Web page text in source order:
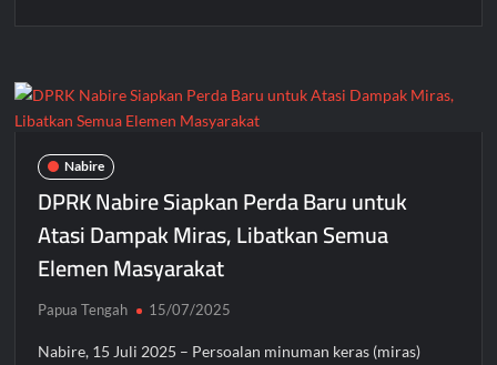
Bahas
Perda
Miras,
Kayame:
Harus
Libatkan
Semua
Pihak
Nabire
DPRK Nabire Siapkan Perda Baru untuk
Atasi Dampak Miras, Libatkan Semua
Elemen Masyarakat
Papua Tengah 15/07/2025
Nabire, 15 Juli 2025 – Persoalan minuman keras (miras)